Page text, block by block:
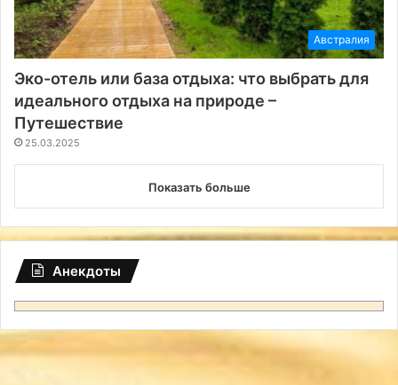
Австралия
Эко-отель или база отдыха: что выбрать для
идеального отдыха на природе –
Путешествие
25.03.2025
Показать больше
Анекдоты